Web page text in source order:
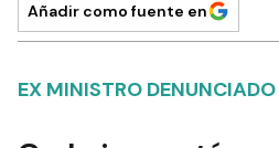
Añadir como fuente en
EX MINISTRO